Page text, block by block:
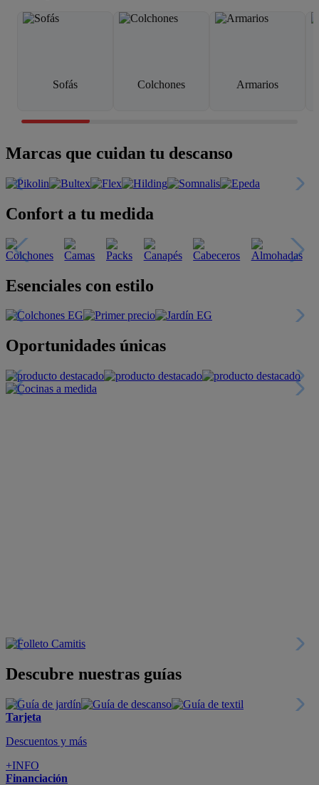
Sofás Colchones Armarios
Marcas que cuidan tu descanso
Confort a tu medida
Esenciales con estilo
Oportunidades únicas
Descubre nuestras guías
Tarjeta
Descuentos y más
+INFO
Financiación